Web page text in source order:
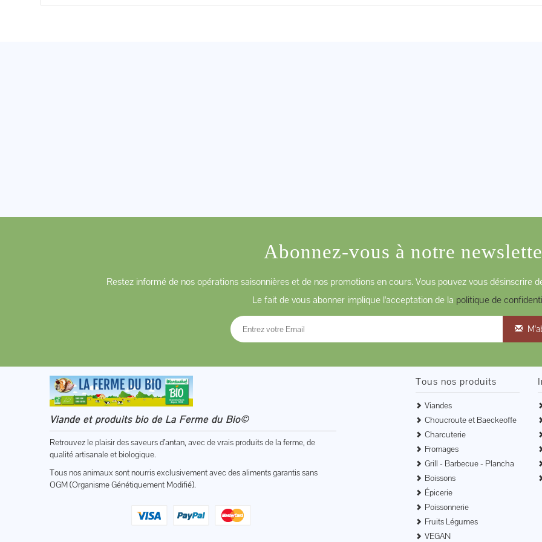
Abonnez-vous à notre
Restez informé de nos opérations saisonnières et de nos promotions en cours. Vous pouvez vous
Le fait de vous abonner implique l'acceptation de la politique de
Viande et produits bio de La Ferme du Bio©
Retrouvez le plaisir des saveurs d’antan, avec de vrais produits de la ferme, de
qualité artisanale et biologique.
Tous nos animaux sont nourris exclusivement avec des aliments garantis sans
OGM (Organisme Génétiquement Modifié).
Tous nos produits
Viandes
Choucroute et Baeckeoffe
Charcuterie
Fromages
Grill - Barbecue - Plancha
Boissons
Épicerie
Poissonnerie
Fruits Légumes
VEGAN